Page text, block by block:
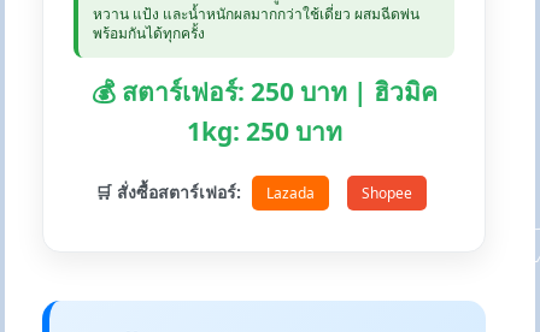
หวาน แป้ง และน้ำหนักผลมากกว่าใช้เดี่ยว ผสมฉีดพ่น
พร้อมกันได้ทุกครั้ง
💰 สตาร์เฟอร์: 250 บาท | ฮิวมิค
1kg: 250 บาท
🛒 สั่งซื้อสตาร์เฟอร์: Lazada Shopee